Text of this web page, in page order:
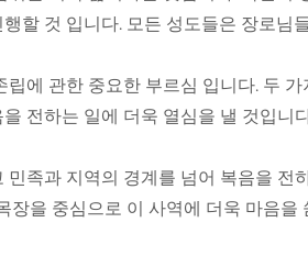
할 것 입니다. 모든 성도들은 장로님
에 관한 중요한 부르심 입니다. 두
전하는 일에 더욱 열심을 낼 것입
족과 지역의 경계를 넘어 복음을
장을 중심으로 이 사역에 더욱 마음을